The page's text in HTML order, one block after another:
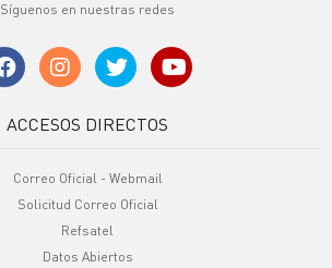
Síguenos en nuestras redes
ACCESOS DIRECTOS
Correo Oficial - Webmail
Solicitud Correo Oficial
Refsatel
Datos Abiertos